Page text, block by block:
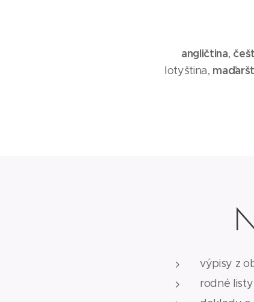
angličtina,
lotyština,
výpisy z
rodné listy